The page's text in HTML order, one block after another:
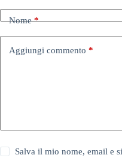
Nome*
Aggiungi commento *
Salva il mio nome, email e